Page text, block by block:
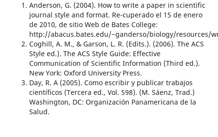
Anderson, G. (2004). How to write a paper in scientific
journal style and format. Re-cuperado el 15 de enero
de 2010, de sitio Web de Bates College:
http://abacus.bates.edu/~ganderso/biology/resources/
Coghill, A. M., & Garson, L. R. (Edits.). (2006). The ACS
Style ed.). The ACS Style Guide: Effective
Communication of Scientific Information (Third ed.).
New York: Oxford University Press.
Day, R. A (2005). Como escribir y publicar trabajos
científicos (Tercera ed., Vol. 598). (M. Sáenz, Trad.)
Washington, DC: Organización Panamericana de la
Salud.